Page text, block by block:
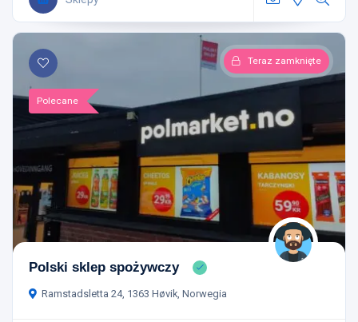
Polecane
Teraz zamknięte
Polski sklep spożywczy
Ramstadsletta 24, 1363 Høvik, Norwegia